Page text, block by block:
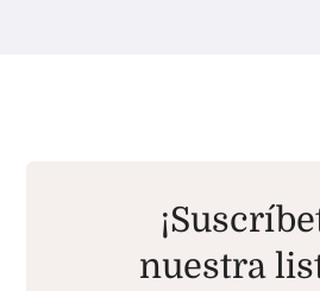
nuestra